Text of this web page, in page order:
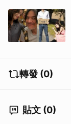
轉發 (0)
貼文 (0)